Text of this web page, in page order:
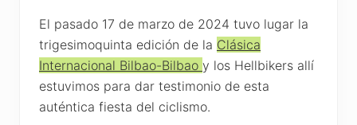
El pasado 17 de marzo de 2024 tuvo lugar la
trigesimoquinta edición de la Clásica
Internacional Bilbao-Bilbao y los Hellbikers allí
estuvimos para dar testimonio de esta
auténtica fiesta del ciclismo.